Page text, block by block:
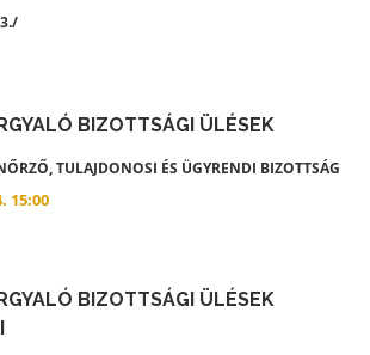
BIZOTTSÁGI ÜLÉSEK
TULAJDONOSI ÉS ÜGYRENDI BIZOTTSÁG
15:00
BIZOTTSÁGI ÜLÉSEK